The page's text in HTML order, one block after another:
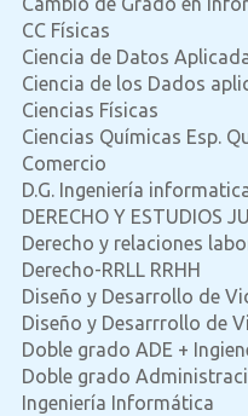
CC Físicas
Ciencia de Datos
Ciencia de los Dados
Ciencias Físicas
Ciencias Químicas Esp.
Comercio
D.G. Ingeniería
DERECHO Y ESTUDIOS
Derecho y relaciones
Derecho-RRLL RRHH
Diseño y Desarrollo de
Diseño y Desarrrollo de
Doble grado ADE +
Doble grado
Ingeniería Informática